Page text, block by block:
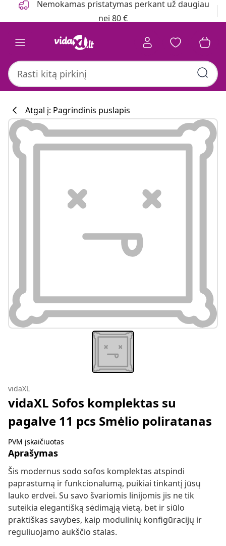
Nemokamas pristatymas perkant už daugiau
nei 80 €
Atgal į: Pagrindinis puslapis
vidaXL
vidaXL Sofos komplektas su
pagalve 11 pcs Smėlio poliratanas
PVM įskaičiuotas
Aprašymas
Šis modernus sodo sofos komplektas atspindi
paprastumą ir funkcionalumą, puikiai tinkantį jūsų
lauko erdvei. Su savo švariomis linijomis jis ne tik
suteikia elegantišką sėdimąją vietą, bet ir siūlo
praktiškas savybes, kaip modulinių konfigūracijų ir
reguliuojamo aukščio stalas.